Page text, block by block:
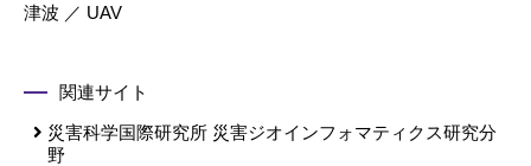
津波 ／ UAV
関連サイト
災害科学国際研究所 災害ジオインフォマティクス研究分
野